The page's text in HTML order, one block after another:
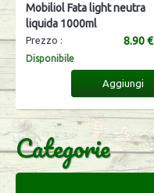
Mobiliol Fata light neutra
liquida 1000ml
Prezzo : 8.90 €
Disponibile
Aggiungi
Categorie